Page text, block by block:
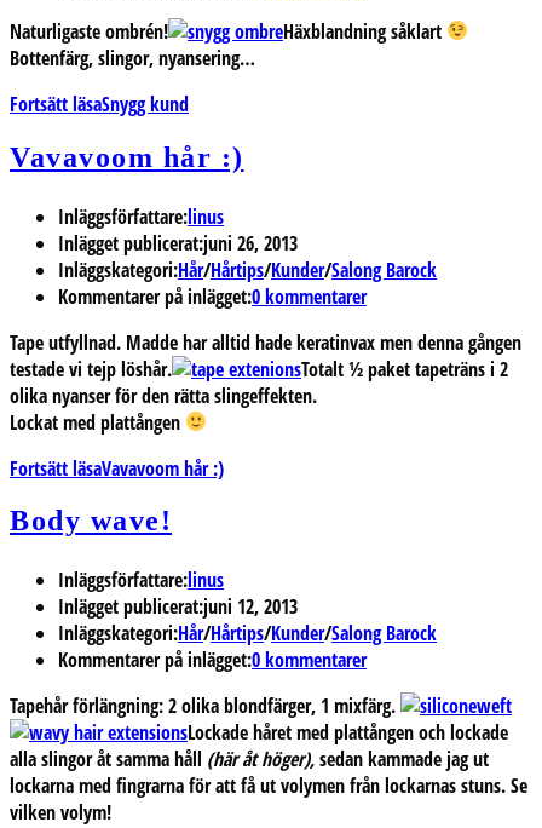
Naturligaste ombrén!
Häxblandning såklart
Bottenfärg, slingor, nyansering…
Fortsätt läsaSnygg kund
Vavavoom hår :)
Inläggsförfattare:linus
Inlägget publicerat:juni 26, 2013
Inläggskategori:Hår/Hårtips/Kunder/Salong Barock
Kommentarer på inlägget:0 kommentarer
Tape utfyllnad. Madde har alltid hade keratinvax men denna gången
testade vi tejp löshår.
Totalt ½ paket tapeträns i 2
olika nyanser för den rätta slingeffekten.
Lockat med plattången
Fortsätt läsaVavavoom hår :)
Body wave!
Inläggsförfattare:linus
Inlägget publicerat:juni 12, 2013
Inläggskategori:Hår/Hårtips/Kunder/Salong Barock
Kommentarer på inlägget:0 kommentarer
Tapehår förlängning:2 olika blondfärger, 1 mixfärg.
Lockade håret med plattången och lockade
alla slingor åt samma håll (här åt höger),sedan kammade jag ut
lockarna med fingrarna för att få ut volymen från lockarnas stuns.Se
vilken volym!